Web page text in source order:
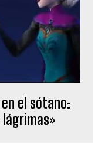
el sótano: